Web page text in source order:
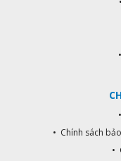
• Chính sách
•